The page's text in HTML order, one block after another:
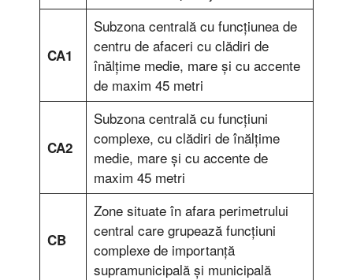
CA1
Subzona centrală cu funcţiunea de
centru de afaceri cu clădiri de
înălţime medie, mare şi cu accente
de maxim 45 metri
CA2
Subzona centrală cu funcţiuni
complexe, cu clădiri de înălţime
medie, mare şi cu accente de
maxim 45 metri
CB
Zone situate în afara perimetrului
central care grupează funcţiuni
complexe de importanţă
supramunicipală şi municipală